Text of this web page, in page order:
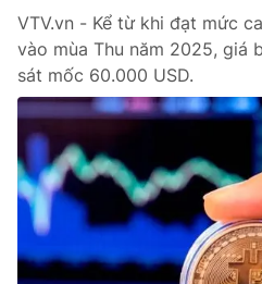
VTV.vn - Kể từ khi đạt mức
vào mùa Thu năm 2025, giá
sát mốc 60.000 USD.